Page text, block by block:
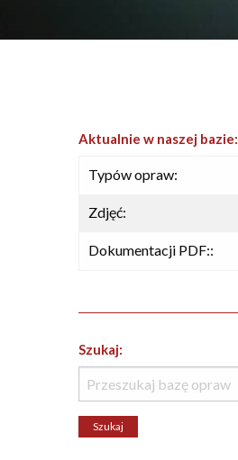
Aktualnie w naszej bazie:
Typów opraw:
Zdjęć:
Dokumentacji PDF::
Szukaj: